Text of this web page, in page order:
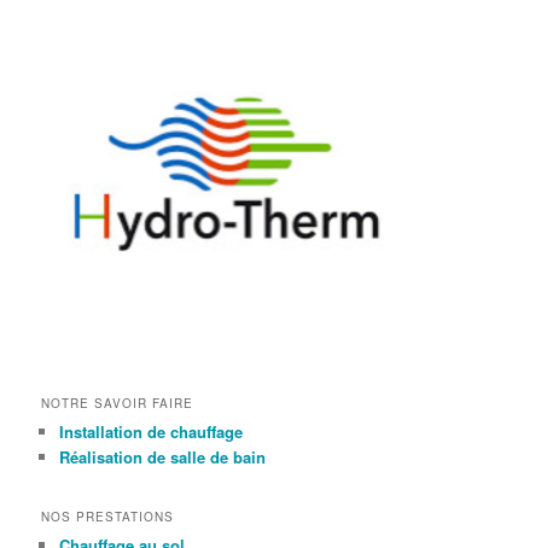
NOTRE SAVOIR FAIRE
Installation de chauffage
Réalisation de salle de bain
NOS PRESTATIONS